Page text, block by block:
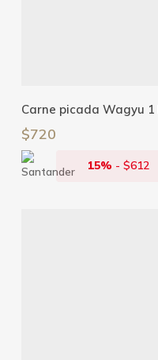
Carne picada Wagyu 1
$720
15% - $612